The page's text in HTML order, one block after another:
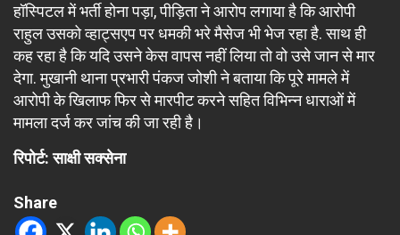
हॉस्पिटल में भर्ती होना पड़ा, पीड़िता ने आरोप लगाया है कि आरोपी
राहुल उसको व्हाट्सएप पर धमकी भरे मैसेज भी भेज रहा है. साथ ही
कह रहा है कि यदि उसने केस वापस नहीं लिया तो वो उसे जान से मार
देगा. मुखानी थाना प्रभारी पंकज जोशी ने बताया कि पूरे मामले में
आरोपी के खिलाफ फिर से मारपीट करने सहित विभिन्न धाराओं में
मामला दर्ज कर जांच की जा रही है।
रिपोर्ट: साक्षी सक्सेना
Share